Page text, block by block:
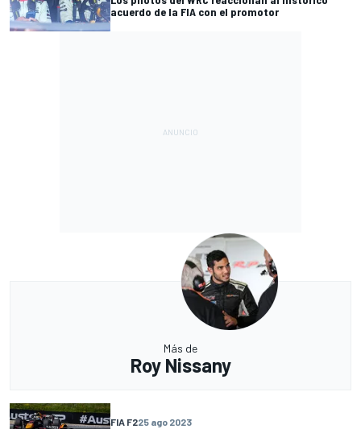
acuerdo de la FIA con el promotor
Más de
Roy Nissany
FIA F225 ago 2023